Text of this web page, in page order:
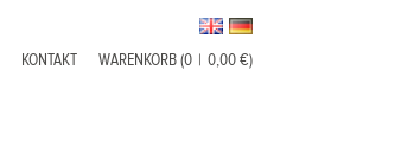
WARENKORB (0 | 0,00 €)
KONTAKT